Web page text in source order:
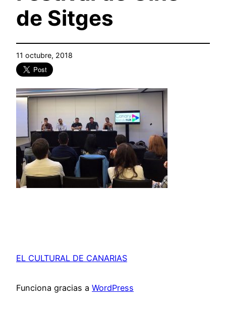
de Sitges
11 octubre, 2018
EL CULTURAL DE CANARIAS
Funciona gracias a WordPress